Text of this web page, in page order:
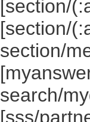
[section/
[section/
section/
search/
[sss/